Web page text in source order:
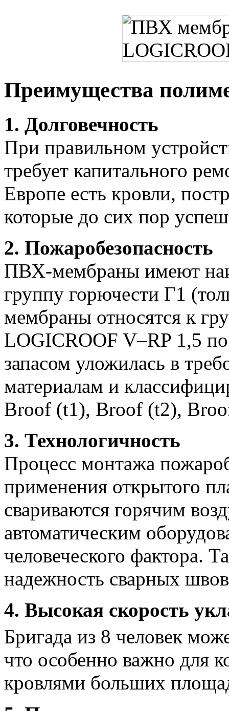
Преимущества
1. Долговечность
При правильном
требует капитального
Европе есть кровли,
которые до сих пор
2. Пожаробезопасность
ПВХ-мембраны имеют
группу горючести Г1
мембраны относятся к
LOGICROOF V–RP 1,5
запасом уложилась в
материалам и
Broof (t1), Broof (t2),
3. Технологичность
Процесс монтажа
применения открытого
свариваются горячим
автоматическим
человеческого фактора.
надежность сварных
4. Высокая скорость
Бригада из 8 человек
что особенно важно для
кровлями больших